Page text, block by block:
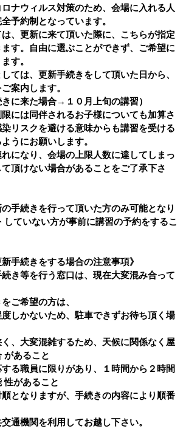
ナウィルス対策のため、会場に入れる人
予約制となっています。
、更新に来て頂いた際に、こちらが指定
す。自由に選ぶことができず、ご希望に
す。
ては、更新手続きをして頂いた日から、
案内します。
きに来た場合→１０月上旬の講習）
には同伴されるお子様についても加算さ
リスクを避ける意味からも講習を受ける
うにお願いします。
になり、会場の上限人数に達してしまっ
頂けない場合があることをご了承下さ
手続きを行って頂いた方のみ可能となり
していない方が事前に講習の予約をするこ
手続きをする場合の注意事項》
き等を行う窓口は、現在大変混み合って
ご希望の方は、
度しかないため、駐車できずお待ち頂く場
く、大変混雑するため、天候に関係なく屋
があること
する職員に限りがあり、１時間から２時間
性があること
順となりますが、手続きの内容により順番
通機関を利用してお越し下さい。